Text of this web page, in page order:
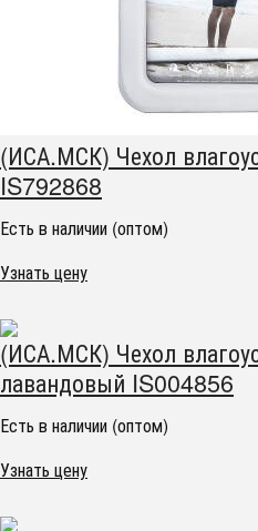
(ИСА.МСК) Чехол
IS792868
Есть в наличии (оптом)
Узнать цену
(ИСА.МСК) Чехол
лавандовый IS004856
Есть в наличии (оптом)
Узнать цену